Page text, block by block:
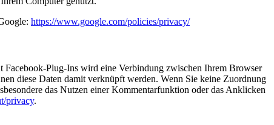
https://www.google.com/policies/privacy/
Plug-Ins wird eine Verbindung zwischen Ihrem Browser
diese Daten damit verknüpft werden. Wenn Sie keine Zuordnung
das Nutzen einer Kommentarfunktion oder das Anklicken
privacy.